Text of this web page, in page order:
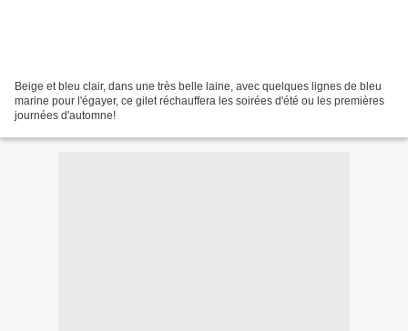
Beige et bleu clair, dans une très belle laine, avec quelques lignes de bleu
marine pour l'égayer, ce gilet réchauffera les soirées d'été ou les premières
journées d'automne!